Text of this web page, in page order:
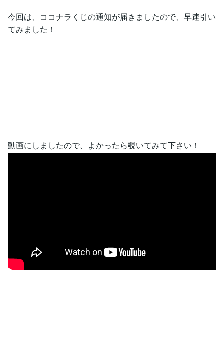
今回は、ココナラくじの通知が届きましたので、早速引い
てみました！
動画にしましたので、よかったら覗いてみて下さい！